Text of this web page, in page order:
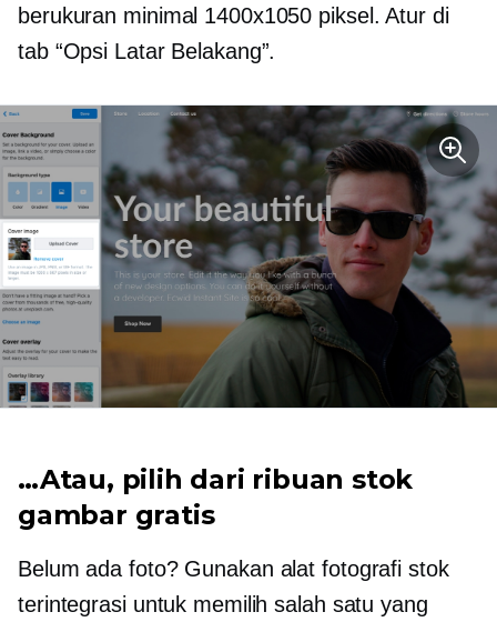
berukuran minimal 1400х1050 piksel. Atur di
tab “Opsi Latar Belakang”.
…Atau, pilih dari ribuan stok
gambar gratis
Belum ada foto? Gunakan alat fotografi stok
terintegrasi untuk memilih salah satu yang